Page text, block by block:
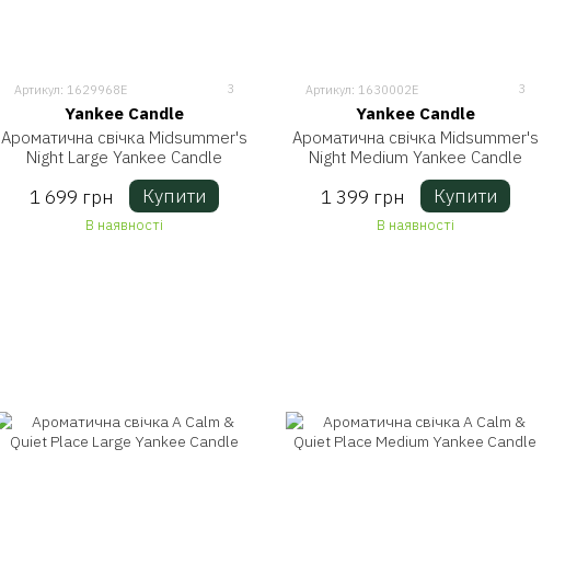
Артикул: 1629968E 3
Yankee Candle
Ароматична свічка Midsummer's
Night Large Yankee Candle
1 699 грн Купити
В наявності
Артикул: 1630002E 3
Yankee Candle
Ароматична свічка Midsummer's
Night Medium Yankee Candle
1 399 грн Купити
В наявності